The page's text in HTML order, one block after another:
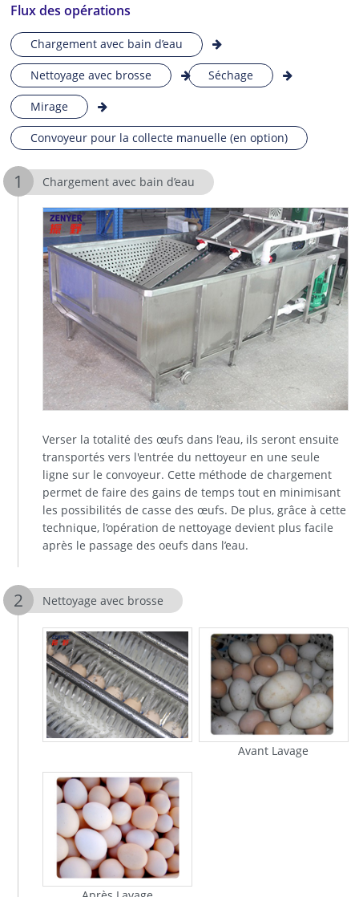
Flux des opérations
Chargement avec bain d’eau
Nettoyage avec brosse Séchage
Mirage
Convoyeur pour la collecte manuelle (en option)
Chargement avec bain d’eau
Verser la totalité des œufs dans l’eau, ils seront ensuite
transportés vers l'entrée du nettoyeur en une seule
ligne sur le convoyeur. Cette méthode de chargement
permet de faire des gains de temps tout en minimisant
les possibilités de casse des œufs. De plus, grâce à cette
technique, l’opération de nettoyage devient plus facile
après le passage des oeufs dans l’eau.
Nettoyage avec brosse
Avant Lavage